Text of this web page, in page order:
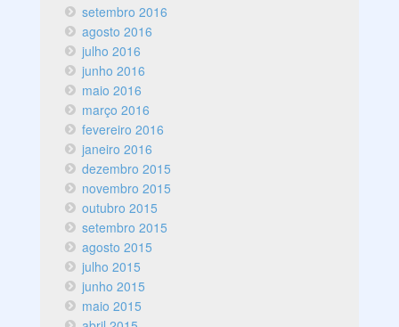
setembro 2016
agosto 2016
julho 2016
junho 2016
maio 2016
março 2016
fevereiro 2016
janeiro 2016
dezembro 2015
novembro 2015
outubro 2015
setembro 2015
agosto 2015
julho 2015
junho 2015
maio 2015